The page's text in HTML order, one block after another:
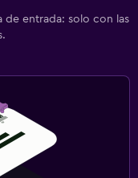
de entrada: solo con las